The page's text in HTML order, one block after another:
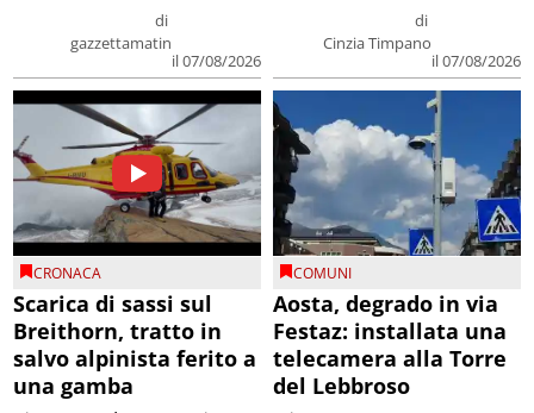
di
gazzettamatin
il 07/08/2026
di
Cinzia Timpano
il 07/08/2026
CRONACA
Scarica di sassi sul
Breithorn, tratto in
salvo alpinista ferito a
una gamba
COMUNI
Aosta, degrado in via
Festaz: installata una
telecamera alla Torre
del Lebbroso